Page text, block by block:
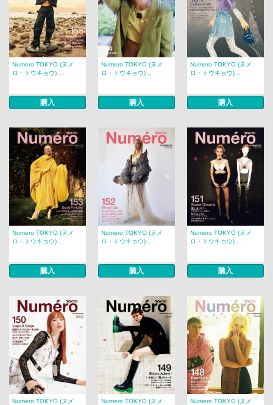
Numero TOKYO (ヌメ
ロ・トウキョウ) ...
購入
Numero TOKYO (ヌメ
ロ・トウキョウ) ...
購入
Numero TOKYO (ヌメ
ロ・トウキョウ) ...
購入
Numero TOKYO (ヌメ
ロ・トウキョウ) ...
購入
Numero TOKYO (ヌメ
ロ・トウキョウ) ...
購入
Numero TOKYO (ヌメ
ロ・トウキョウ) ...
購入
Numero TOKYO (ヌメ
Numero TOKYO (ヌメ
Numero TOKYO (ヌメ